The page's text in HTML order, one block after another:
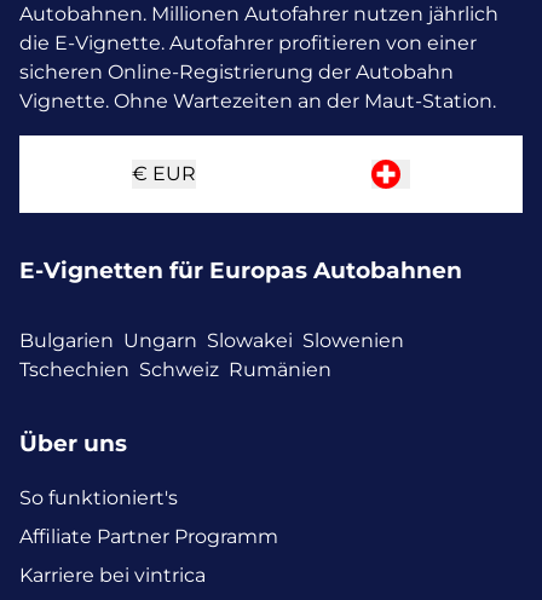
Autobahnen. Millionen Autofahrer nutzen jährlich
die E-Vignette. Autofahrer profitieren von einer
sicheren Online-Registrierung der Autobahn
Vignette. Ohne Wartezeiten an der Maut-Station.
€ EUR
E-Vignetten für Europas Autobahnen
Bulgarien Ungarn Slowakei Slowenien
Tschechien Schweiz Rumänien
Über uns
So funktioniert's
Affiliate Partner Programm
Karriere bei vintrica